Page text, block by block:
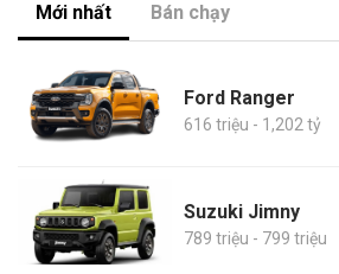
Mới nhất Bán chạy
Ford Ranger
616 triệu - 1,202 tỷ
Suzuki Jimny
789 triệu - 799 triệu